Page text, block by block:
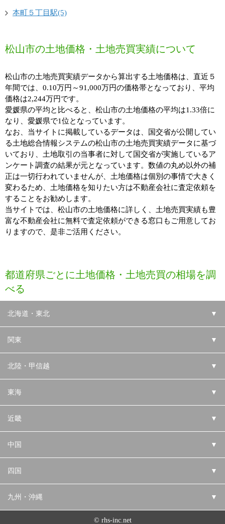
本町５丁目駅(5)
松山市の土地価格・土地売買実績について
松山市の土地売買実績データから算出する土地価格は、直近５
年間では、0.10万円～91,000万円の価格帯となっており、平均
価格は2,244万円です。
愛媛県の平均と比べると、松山市の土地価格の平均は1.33倍に
なり、愛媛県で1位となっています。
なお、当サイトに掲載しているデータは、国交省が公開してい
る土地総合情報システムの松山市の土地売買実績データに基づ
いており、土地取引の当事者に対して国交省が実施しているア
ンケート調査の結果が元となっています。数値の丸め以外の補
正は一切行われていませんが、土地価格は個別の事情で大きく
変わるため、土地価格を知りたい方は不動産会社に査定依頼を
することをお勧めします。
当サイトでは、松山市の土地価格に詳しく、土地売買実績も豊
富な不動産会社に無料で査定依頼ができる窓口もご用意してお
りますので、是非ご活用ください。
都道府県ごとに土地価格・土地売買の相場を調
べる
北海道・東北 ▼
関東 ▼
北陸・甲信越 ▼
東海 ▼
近畿 ▼
中国 ▼
四国 ▼
九州・沖縄 ▼
© rhs-inc.net